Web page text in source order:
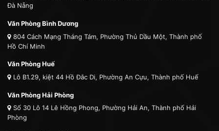
Đà Nẵng
Văn Phòng Bình Dương
804 Cách Mạng Tháng Tám, Phường Thủ Dầu Một, Thành phố
Hồ Chí Minh
Văn Phòng Huế
Lô B1.29, kiệt 44 Hồ Đắc Di, Phường An Cựu, Thành phố Huế
Văn Phòng Hải Phòng
Số 30 Lô 14 Lê Hồng Phong, Phường Hải An, Thành phố Hải
Phòng